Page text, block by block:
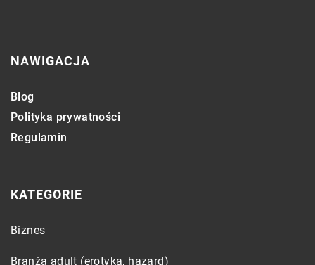
NAWIGACJA
Blog
Polityka prywatności
Regulamin
KATEGORIE
Biznes
Branża adult (erotyka, hazard)